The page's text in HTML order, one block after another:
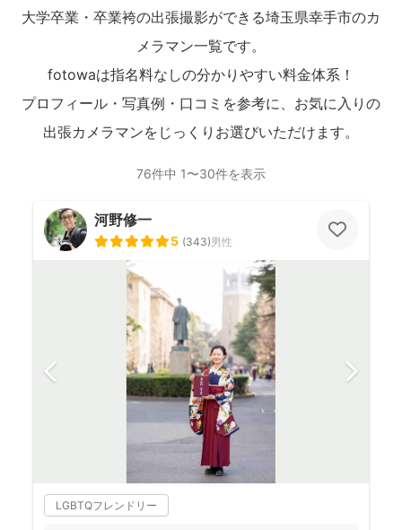
大学卒業・卒業袴の出張撮影ができる埼玉県幸手市のカ
メラマン一覧です。
fotowaは指名料なしの分かりやすい料金体系！
プロフィール・写真例・口コミを参考に、お気に入りの
出張カメラマンをじっくりお選びいただけます。
76件中 1〜30件を表示
河野修一
5 (343)男性
LGBTQフレンドリー